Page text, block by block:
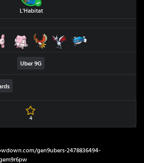
L'Habitat
MamanboLeuphorieHo-Oh Airmure
Uber 9G
4
gen9ubers-2478836494-